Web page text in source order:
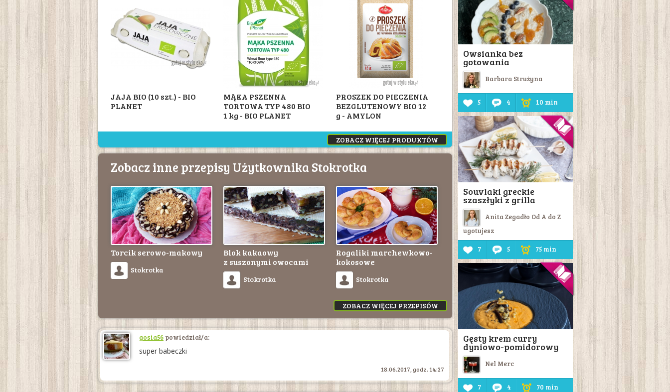
JAJA BIO (10 szt.) - BIO
PLANET
MĄKA PSZENNA
TORTOWA TYP 480 BIO
1 kg - BIO PLANET
PROSZEK DO PIECZENIA
BEZGLUTENOWY BIO 12
g - AMYLON
ZOBACZ WIĘCEJ PRODUKTÓW
Zobacz inne przepisy Użytkownika Stokrotka
Torcik serowo-makowy
Stokrotka
Blok kakaowy
z suszonymi owocami
Stokrotka
Rogaliki marchewkowo-
kokosowe
Stokrotka
ZOBACZ WIĘCEJ PRZEPISÓW
gosia56 powiedział/a:
super babeczki
18.06.2017, godz. 14:27
Owsianka bez
gotowania
Barbara Strużyna
5 4 10 min
Souvlaki greckie
szaszłyki z grilla
Anita Zegadło Od A do Z
ugotujesz
7 5 75 min
Gęsty krem curry
dyniowo-pomidorowy
Nel Merc
7 4 70 min